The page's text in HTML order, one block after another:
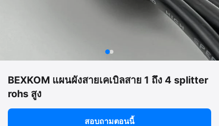
BEXKOM แผนผังสายเคเบิลสาย 1 ถึง 4 splitter
rohs สูง
สอบถามตอนนี้